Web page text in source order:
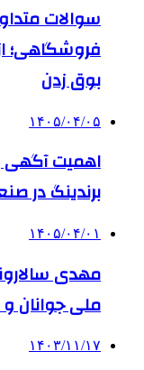
سوالات
فروشگاهی؛
بوق زدن
۱۴۰۵/۰۴/۰۵
اهمیت آگهی
برندینگ در
۱۴۰۵/۰۴/۰۱
مهدی
ملی جوانان و
۱۴۰۳/۱۱/۱۷